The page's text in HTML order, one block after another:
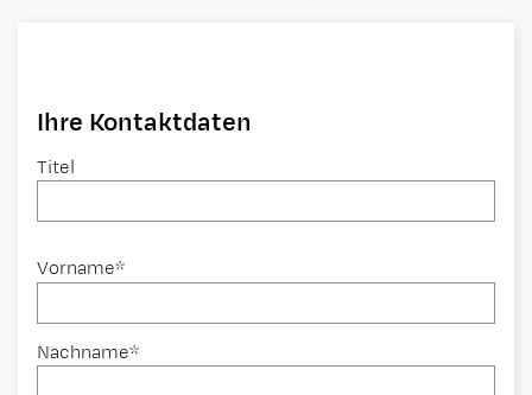
Ihre Kontaktdaten
Titel
Vorname*
Nachname*
Website